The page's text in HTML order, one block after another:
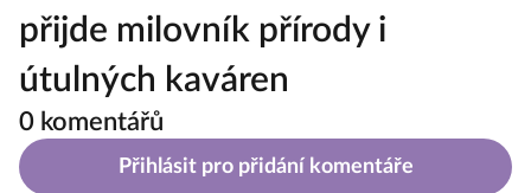
přijde milovník přírody i
útulných kaváren
0 komentářů
Přihlásit pro přidání komentáře